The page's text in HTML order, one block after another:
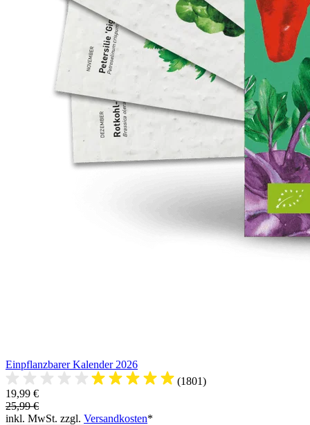
Einpflanzbarer Kalender 2026
(1801)
19,99 €
25,99 €
inkl. MwSt. zzgl. Versandkosten*